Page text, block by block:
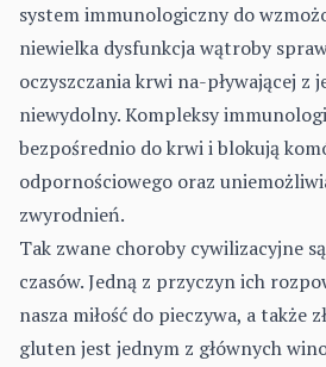
system immunologiczny do
niewielka dysfunkcja wątroby
oczyszczania krwi na-pływającej z
niewydolny. Kompleksy
bezpośrednio do krwi i blokują
odpornościowego oraz
zwyrodnień.
Tak zwane choroby cywilizacyjne
czasów. Jedną z przyczyn ich
nasza miłość do pieczywa, a także
gluten jest jednym z głównych